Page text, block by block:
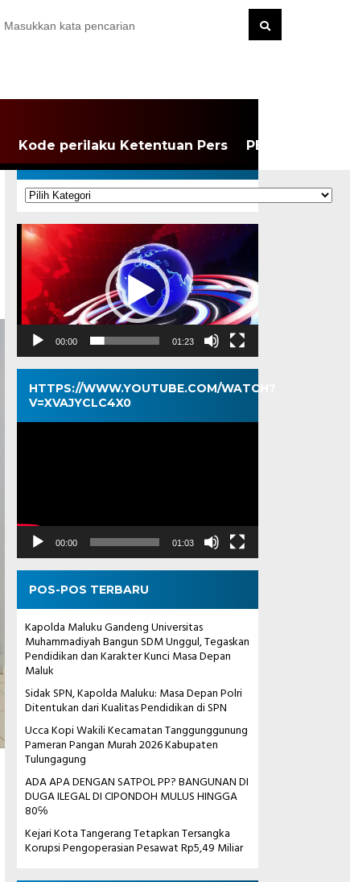
Kode perilaku Ketentuan Pers PEDOMAN
KATEGORI
Kategori
Pemutar
Video
00:00 01:23
HTTPS://WWW.YOUTUBE.COM/WATCH?
V=XVAJYCLC4X0
Pemutar
00:00 01:03
POS-POS TERBARU
Kapolda Maluku Gandeng Universitas
Muhammadiyah Bangun SDM Unggul, Tegaskan
Pendidikan dan Karakter Kunci Masa Depan
Maluk
Sidak SPN, Kapolda Maluku: Masa Depan Polri
Ditentukan dari Kualitas Pendidikan di SPN
Ucca Kopi Wakili Kecamatan Tanggunggunung
Pameran Pangan Murah 2026 Kabupaten
Tulungagung
ADA APA DENGAN SATPOL PP? BANGUNAN DI
DUGA ILEGAL DI CIPONDOH MULUS HINGGA
80℅
Kejari Kota Tangerang Tetapkan Tersangka
Korupsi Pengoperasian Pesawat Rp5,49 Miliar